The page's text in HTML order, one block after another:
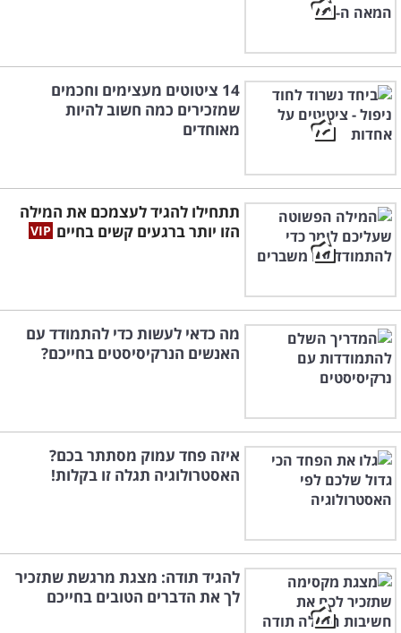
14 ציטוטים מעצימים וחכמים
שמזכירים כמה חשוב להיות
מאוחדים
תתחילו להגיד לעצמכם את המילה
הזו יותר ברגעים קשים בחיים
מה כדאי לעשות כדי להתמודד עם
האנשים הנרקיסיסטים בחייכם?
איזה פחד עמוק מסתתר בכם?
האסטרולוגיה תגלה זו בקלות!
להגיד תודה: מצגת מרגשת שתזכיר
לך את הדברים הטובים בחייכם